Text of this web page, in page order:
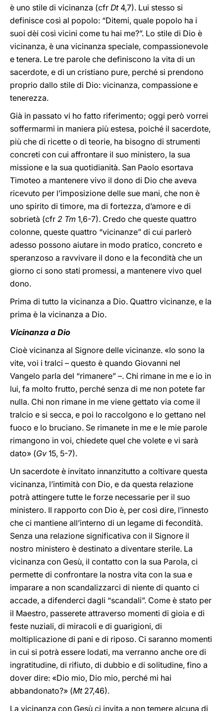
è uno stile di vicinanza (cfr Dt4,7). Lui stesso si
definisce così al popolo: “Ditemi, quale popolo ha i
suoi dèi così vicini come tu hai me?”. Lo stile di Dio è
vicinanza, è una vicinanza speciale, compassionevole
e tenera. Le tre parole che definiscono la vita di un
sacerdote, e di un cristiano pure, perché si prendono
proprio dallo stile di Dio: vicinanza, compassione e
tenerezza.
Già in passato vi ho fatto riferimento; oggi però vorrei
soffermarmi in maniera più estesa, poiché il sacerdote,
più che di ricette o di teorie, ha bisogno di strumenti
concreti con cui affrontare il suo ministero, la sua
missione e la sua quotidianità. San Paolo esortava
Timoteo a mantenere vivo il dono di Dio che aveva
ricevuto per l’imposizione delle sue mani, che non è
uno spirito di timore, ma di fortezza, d’amore e di
sobrietà (cfr 2 Tm 1,6-7). Credo che queste quattro
colonne, queste quattro “vicinanze” di cui parlerò
adesso possono aiutare in modo pratico, concreto e
speranzoso a ravvivare il dono e la fecondità che un
giorno ci sono stati promessi, a mantenere vivo quel
dono.
Prima di tutto la vicinanza a Dio. Quattro vicinanze, e la
prima è la vicinanza a Dio.
Vicinanza a Dio
Cioè vicinanza al Signore delle vicinanze. «Io sono la
vite, voi i tralci – questo è quando Giovanni nel
Vangelo parla del “rimanere” –. Chi rimane in me e io in
lui, fa molto frutto, perché senza di me non potete far
nulla. Chi non rimane in me viene gettato via come il
tralcio e si secca, e poi lo raccolgono e lo gettano nel
fuoco e lo bruciano. Se rimanete in me e le mie parole
rimangono in voi, chiedete quel che volete e vi sarà
dato» (Gv 15, 5-7).
Un sacerdote è invitato innanzitutto a coltivare questa
vicinanza, l’intimità con Dio, e da questa relazione
potrà attingere tutte le forze necessarie per il suo
ministero. Il rapporto con Dio è, per così dire, l’innesto
che ci mantiene all’interno di un legame di fecondità.
Senza una relazione significativa con il Signore il
nostro ministero è destinato a diventare sterile. La
vicinanza con Gesù, il contatto con la sua Parola, ci
permette di confrontare la nostra vita con la sua e
imparare a non scandalizzarci di niente di quanto ci
accade, a difenderci dagli “scandali”. Come è stato per
il Maestro, passerete attraverso momenti di gioia e di
feste nuziali, di miracoli e di guarigioni, di
moltiplicazione di pani e di riposo. Ci saranno momenti
in cui si potrà essere lodati, ma verranno anche ore di
ingratitudine, di rifiuto, di dubbio e di solitudine, fino a
dover dire: «Dio mio, Dio mio, perché mi hai
abbandonato?» (Mt27,46).
La vicinanza con Gesù ci invita a non temere alcuna di